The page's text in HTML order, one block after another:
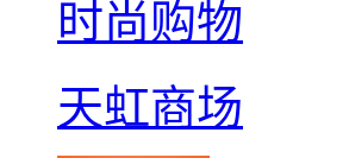
时尚购物
天虹商场